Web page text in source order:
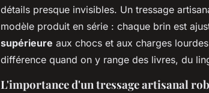
détails presque invisibles. Un tressage
modèle produit en série : chaque brin est
supérieure aux chocs et aux charges
différence quand on y range des livres, du
L'importance d'un tressage artisanal